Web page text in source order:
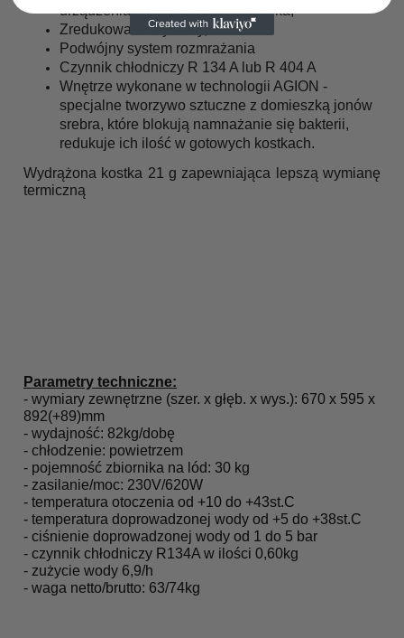
urządzenia a pojemnością zbiornika,
Zredukowane wymiary,
Podwójny system rozmrażania
Czynnik chłodniczy R 134 A lub R 404 A
Wnętrze wykonane w technologii AGION -
specjalne tworzywo sztuczne z domieszką jonów
srebra, które blokują namnażanie się bakterii,
redukuje ich ilość w gotowych kostkach.
Wydrążona kostka 21 g zapewniająca lepszą wymianę
termiczną
Parametry techniczne:
- wymiary zewnętrzne (szer. x głęb. x wys.): 670 x 595 x
892(+89)mm
- wydajność: 82kg/dobę
- chłodzenie: powietrzem
- pojemność zbiornika na lód: 30 kg
- zasilanie/moc: 230V/620W
- temperatura otoczenia od +10 do +43st.C
- temperatura doprowadzonej wody od +5 do +38st.C
- ciśnienie doprowadzonej wody od 1 do 5 bar
- czynnik chłodniczy R134A w ilości 0,60kg
- zużycie wody 6,9/h
- waga netto/brutto: 63/74kg